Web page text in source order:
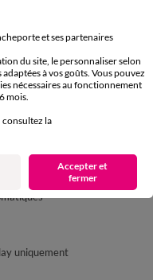
57,99 €*
uniquement
et ses partenaires
du site, le personnaliser selon
à vos goûts. Vous pouvez
nécessaires au fonctionnement
mois.
la
Accepter et
fermer